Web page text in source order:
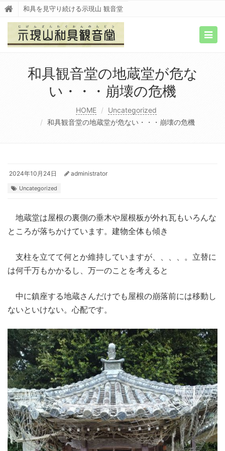
和具を見守り続ける示現山 観音堂
和具観音堂の地蔵堂が危な
い・・・崩壊の危機
HOME
Uncategorized
和具観音堂の地蔵堂が危ない・・・崩壊の危機
2024年10月24日 administrator
Uncategorized
地蔵堂は屋根の裏側の垂木や屋根板が外れ瓦もいろんな
ところが落ちかけています。建物全体も傾き
支柱を立てて何とか維持していますが、、、、。立替に
は何千万もかかるし、万一のことを考えると
中に鎮座する地蔵さんだけでも屋根の崩落前には移動し
ないといけない。心配です。